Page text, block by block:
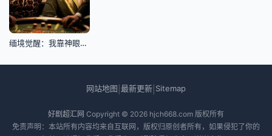
缅境觉醒：我靠神眼破局求生
网站地图 最新更新 Sitemap
好剧超汇网 Copyright © 2026 hjch668.com 版权所有
免责声明：本站所有内容均来自互联网，版权归原创者所有，如果侵犯了你的